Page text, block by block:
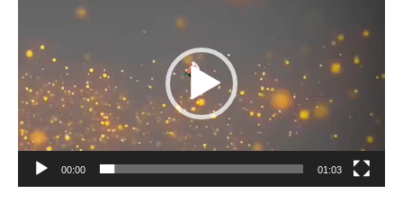
00:00 01:03